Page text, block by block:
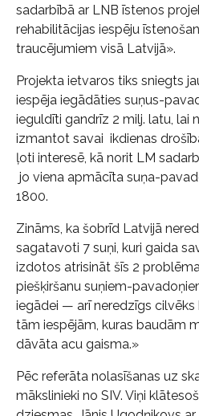
sadarbībā ar LNB īstenos
rehabilitācijas iespēju
traucējumiem visā Latvijā».
Projekta ietvaros tiks sniegts
iespēja iegādāties suņus-
ieguldīti gandrīz 2 milj. latu, lai
izmantot savai ikdienas
ļoti interesē, kā norit LM
jo viena apmācīta suņa-
1800.
Zināms, ka šobrīd Latvijā
sagatavoti 7 suņi, kuri gaida
izdotos atrisināt šīs 2
piešķiršanu suņiem-
iegādei — arī neredzīgs
tām iespējām, kuras baudām
dāvāta acu gaisma.»
Pēc referāta nolasīšanas uz
mākslinieki no SIV. Viņi